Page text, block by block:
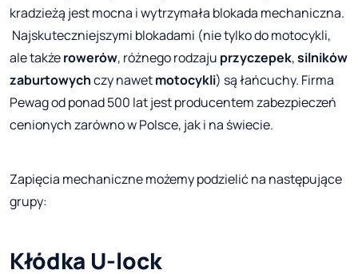
kradzieżą jest mocna i wytrzymała blokada mechaniczna.
Najskuteczniejszymi blokadami (nie tylko do motocykli,
ale takżerowerów, różnego rodzaju przyczepek,silników
zaburtowychczy nawetmotocykli) są łańcuchy. Firma
Pewag od ponad 500 lat jest producentem zabezpieczeń
cenionych zarówno w Polsce, jak i na świecie.
Zapięcia mechaniczne możemy podzielić na następujące
grupy:
Kłódka U-lock